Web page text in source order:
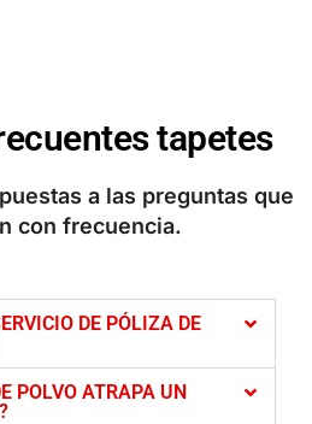
tapetes
a las preguntas que
con frecuencia.
DE PÓLIZA DE
POLVO ATRAPA UN